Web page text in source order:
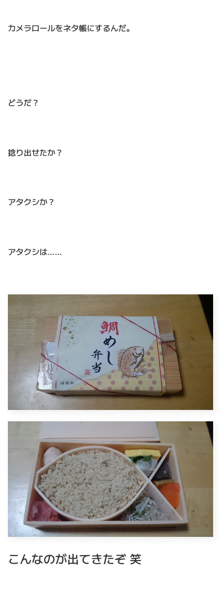
カメラロールをネタ帳にするんだ。
どうだ？
捻り出せたか？
アタクシか？
アタクシは……
こんなのが出てきたぞ 笑